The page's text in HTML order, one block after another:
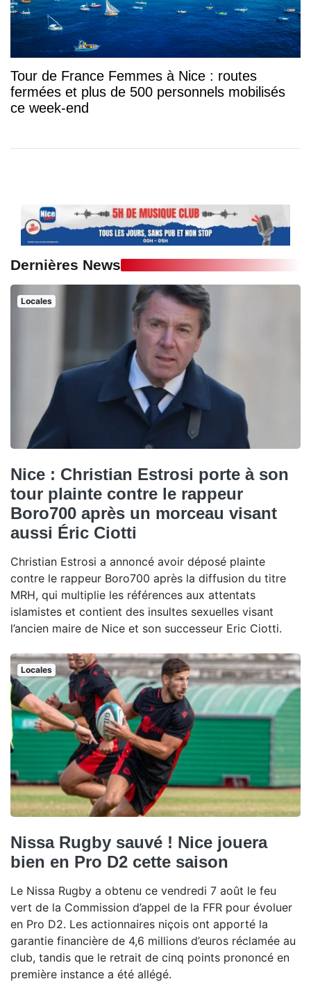
Tour de France Femmes à Nice : routes
fermées et plus de 500 personnels mobilisés
ce week-end
Dernières News
Locales
Nice : Christian Estrosi porte à son
tour plainte contre le rappeur
Boro700 après un morceau visant
aussi Éric Ciotti
Christian Estrosi a annoncé avoir déposé plainte
contre le rappeur Boro700 après la diffusion du titre
MRH, qui multiplie les références aux attentats
islamistes et contient des insultes sexuelles visant
l’ancien maire de Nice et son successeur Eric Ciotti.
Locales
Nissa Rugby sauvé ! Nice jouera
bien en Pro D2 cette saison
Le Nissa Rugby a obtenu ce vendredi 7 août le feu
vert de la Commission d’appel de la FFR pour évoluer
en Pro D2. Les actionnaires niçois ont apporté la
garantie financière de 4,6 millions d’euros réclamée au
club, tandis que le retrait de cinq points prononcé en
première instance a été allégé.